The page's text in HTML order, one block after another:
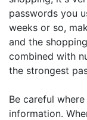
passwords you
weeks or so,
and the
combined with
the strongest
Be careful
information.